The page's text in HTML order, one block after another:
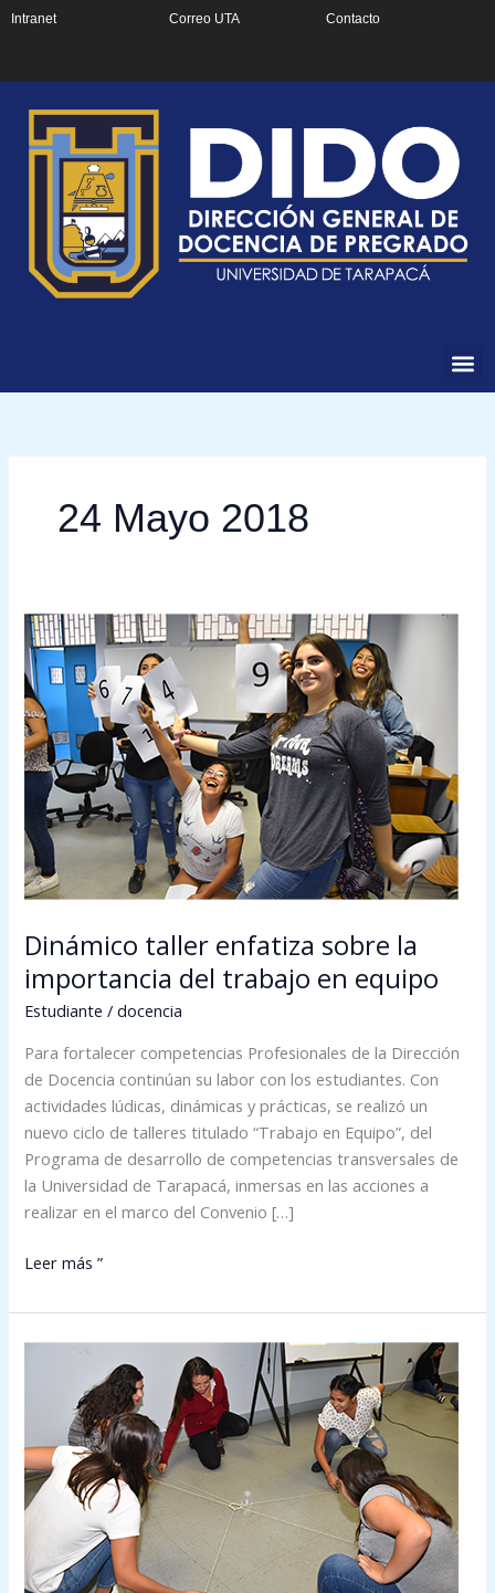
Intranet Correo UTA Contacto
24 Mayo 2018
Dinámico taller enfatiza sobre la
importancia del trabajo en equipo
Estudiante /docencia
Para fortalecer competencias Profesionales de la Dirección
de Docencia continúan su labor con los estudiantes. Con
actividades lúdicas, dinámicas y prácticas, se realizó un
nuevo ciclo de talleres titulado “Trabajo en Equipo”, del
Programa de desarrollo de competencias transversales de
la Universidad de Tarapacá, inmersas en las acciones a
realizar en el marco del Convenio […]
Dinámico
taller
enfatiza
sobre
la
importancia
del
trabajo
en
equipo
Leer más ”
El
competencia
transversal
importante
para
desarrollar